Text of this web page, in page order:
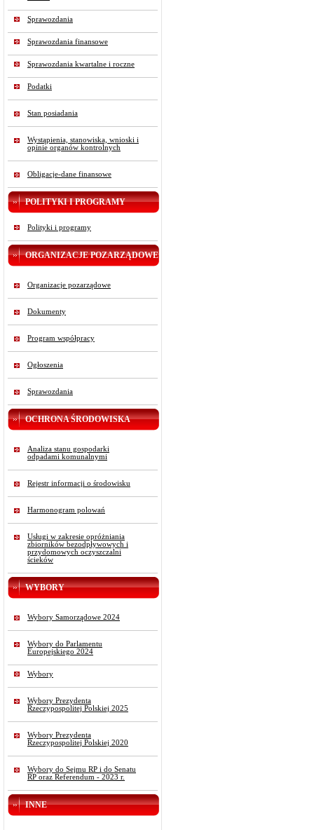
Sprawozdania
Sprawozdania finansowe
Sprawozdania kwartalne i roczne
Podatki
Stan posiadania
Wystąpienia, stanowiska, wnioski i
opinie organów kontrolnych
Obligacje-dane finansowe
POLITYKI I PROGRAMY
Polityki i programy
ORGANIZACJE POZARZĄDOWE
Organizacje pozarządowe
Dokumenty
Program współpracy
Ogłoszenia
Sprawozdania
OCHRONA ŚRODOWISKA
Analiza stanu gospodarki
odpadami komunalnymi
Rejestr informacji o środowisku
Harmonogram polowań
Usługi w zakresie opróżniania
zbiorników bezodpływowych i
przydomowych oczyszczalni
ścieków
WYBORY
Wybory Samorządowe 2024
Wybory do Parlamentu
Europejskiego 2024
Wybory
Wybory Prezydenta
Rzeczypospolitej Polskiej 2025
Wybory Prezydenta
Rzeczypospolitej Polskiej 2020
Wybory do Sejmu RP i do Senatu
RP oraz Referendum - 2023 r.
INNE